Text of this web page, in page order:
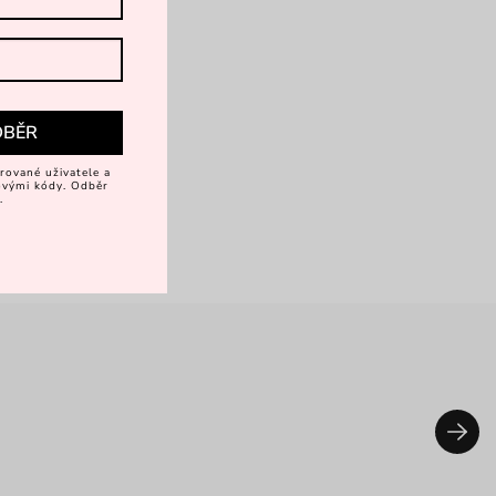
uživatele a
kódy. Odběr